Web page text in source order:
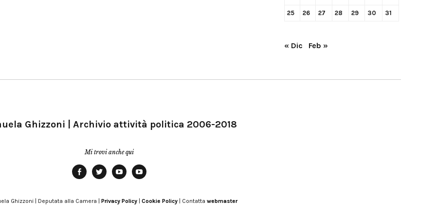
25 26 27 28 29 30 31
« Dic Feb »
Ghizzoni | Archivio attività politica 2006-2018
Mi trovi anche qui
Modena
Ghizzoni | Deputata alla Camera | Privacy Policy Cookie Policy | Contatta webmaster